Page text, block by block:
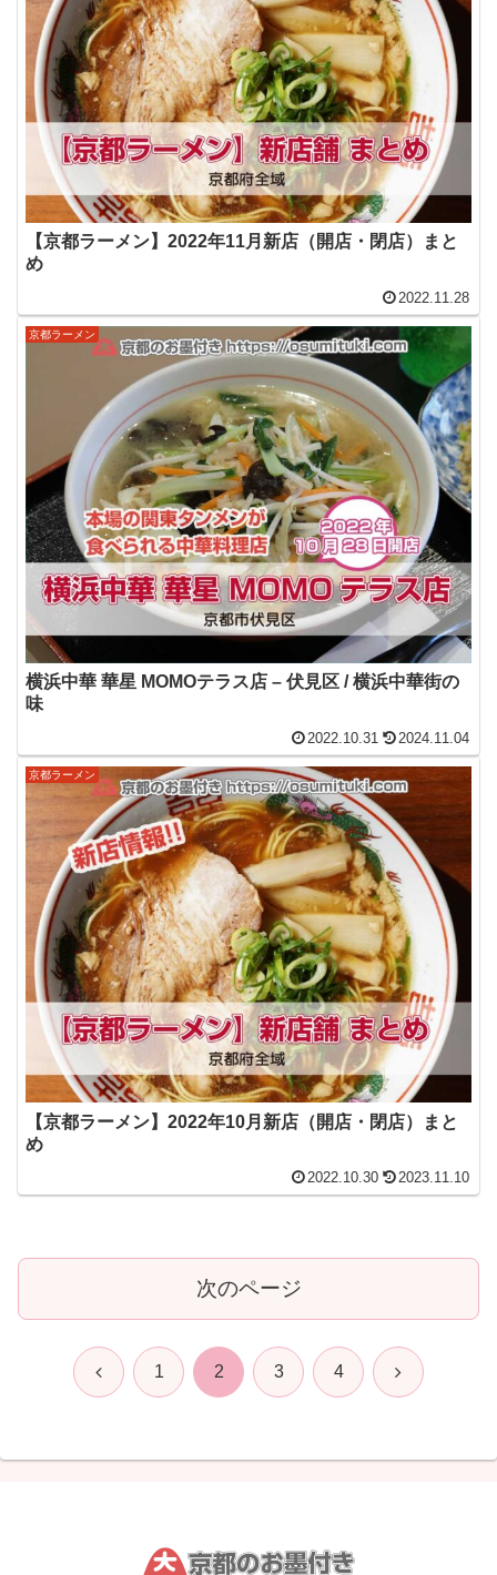
【京都ラーメン】2022年11月新店（開店・閉店）まと
め
2022.11.28
京都ラーメン
横浜中華 華星 MOMOテラス店 – 伏見区 / 横浜中華街の
味
2022.10.31 2024.11.04
京都ラーメン
【京都ラーメン】2022年10月新店（開店・閉店）まと
め
2022.10.30 2023.11.10
次のページ
前 1 2 3 4 次